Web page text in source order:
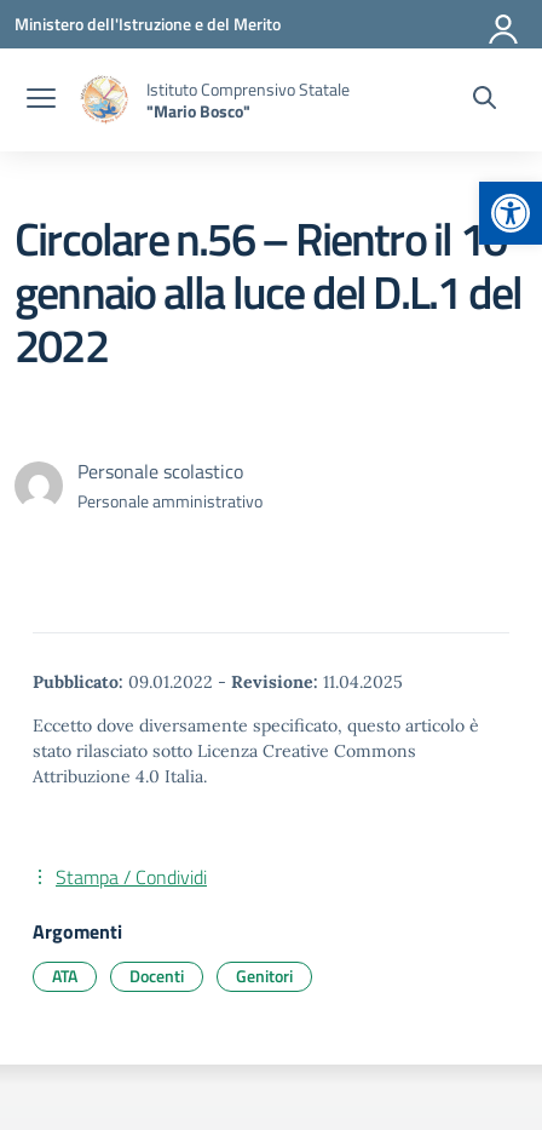
Vai ai contenuti
Vai al menu di navigazione
Vai al footer
Ministero dell'Istruzione e del Merito
Istituto Comprensivo Statale
"Mario Bosco"
Circolare n.56 – Rientro il 10
gennaio alla luce del D.L.1 del
2022
Personale scolastico
Personale amministrativo
Pubblicato: 09.01.2022 - Revisione: 11.04.2025
Eccetto dove diversamente specificato, questo articolo è
stato rilasciato sotto Licenza Creative Commons
Attribuzione 4.0 Italia.
Stampa / Condividi
Argomenti
ATA Docenti Genitori